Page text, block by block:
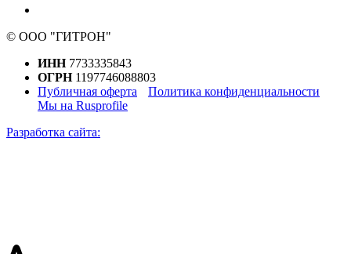
© ООО "ГИТРОН"
ИНН7733335843
ОГРН1197746088803
Публичная оферта
Политика конфиденциальности
Мы на Rusprofile
Разработка сайта: